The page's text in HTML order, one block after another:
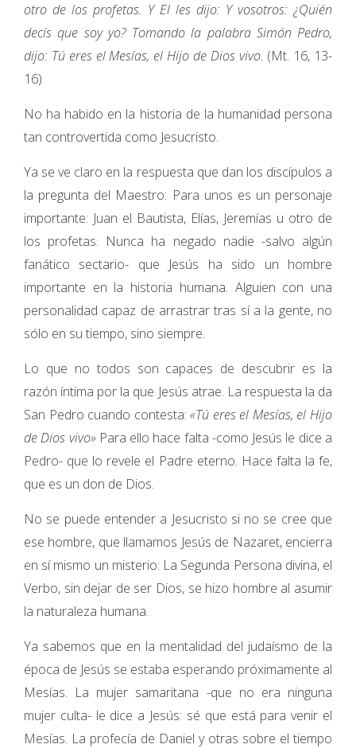
otro de los profetas. Y El les dijo: Y vosotros: ¿Quién
decís que soy yo? Tomando la palabra Simón Pedro,
dijo: Tú eres el Mesías, el Hijo de Dios vivo. (Mt. 16, 13-
16)
No ha habido en la historia de la humanidad persona
tan controvertida como Jesucristo.
Ya se ve claro en la respuesta que dan los discípulos a
la pregunta del Maestro: Para unos es un personaje
importante: Juan el Bautista, Elías, Jeremías u otro de
los profetas. Nunca ha negado nadie -salvo algún
fanático sectario- que Jesús ha sido un hombre
importante en la historia humana. Alguien con una
personalidad capaz de arrastrar tras sí a la gente, no
sólo en su tiempo, sino siempre.
Lo que no todos son capaces de descubrir es la
razón íntima por la que Jesús atrae. La respuesta la da
San Pedro cuando contesta:«Tú eres el Mesías, el Hijo
de Dios vivo»Para ello hace falta -como Jesús le dice a
Pedro- que lo revele el Padre eterno. Hace falta la fe,
que es un don de Dios.
No se puede entender a Jesucristo si no se cree que
ese hombre, que llamamos Jesús de Nazaret, encierra
en sí mismo un misterio: La Segunda Persona divina, el
Verbo, sin dejar de ser Dios, se hizo hombre al asumir
la naturaleza humana.
Ya sabemos que en la mentalidad del judaísmo de la
época de Jesús se estaba esperando próximamente al
Mesías. La mujer samaritana -que no era ninguna
mujer culta- le dice a Jesús: sé que está para venir el
Mesías. La profecía de Daniel y otras sobre el tiempo